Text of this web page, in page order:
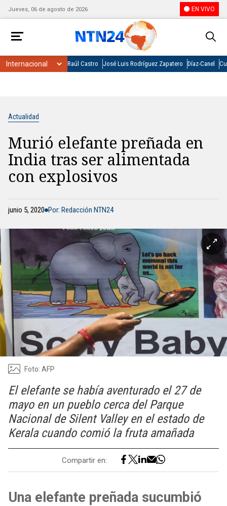
Jueves, 06 de agosto de 2026 EN VIVO
Raúl Castro José Luis Rodríguez Zapatero Díaz-Canel
Actualidad
Murió elefante preñada en
India tras ser alimentada
con explosivos
junio 5, 2020 Por: Redacción NTN24
Foto: AFP
El elefante se había aventurado el 27 de
mayo en un pueblo cerca del Parque
Nacional de Silent Valley en el estado de
Kerala cuando comió la fruta amañada
Compartir en:
Una elefante preñada sucumbió